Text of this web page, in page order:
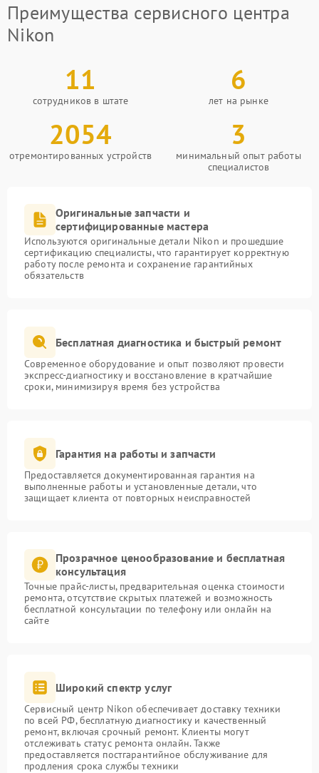
Преимущества сервисного центра
Nikon
11
сотрудников в штате
6
лет на рынке
2054
отремонтированных устройств
3
минимальный опыт работы
специалистов
Оригинальные запчасти и
сертифицированные мастера
Используются оригинальные детали Nikon и прошедшие
сертификацию специалисты, что гарантирует корректную
работу после ремонта и сохранение гарантийных
обязательств
Бесплатная диагностика и быстрый ремонт
Современное оборудование и опыт позволяют провести
экспресс-диагностику и восстановление в кратчайшие
сроки, минимизируя время без устройства
Гарантия на работы и запчасти
Предоставляется документированная гарантия на
выполненные работы и установленные детали, что
защищает клиента от повторных неисправностей
Прозрачное ценообразование и бесплатная
консультация
Точные прайс-листы, предварительная оценка стоимости
ремонта, отсутствие скрытых платежей и возможность
бесплатной консультации по телефону или онлайн на
сайте
Широкий спектр услуг
Сервисный центр Nikon обеспечивает доставку техники
по всей РФ, бесплатную диагностику и качественный
ремонт, включая срочный ремонт. Клиенты могут
отслеживать статус ремонта онлайн. Также
предоставляется постгарантийное обслуживание для
продления срока службы техники